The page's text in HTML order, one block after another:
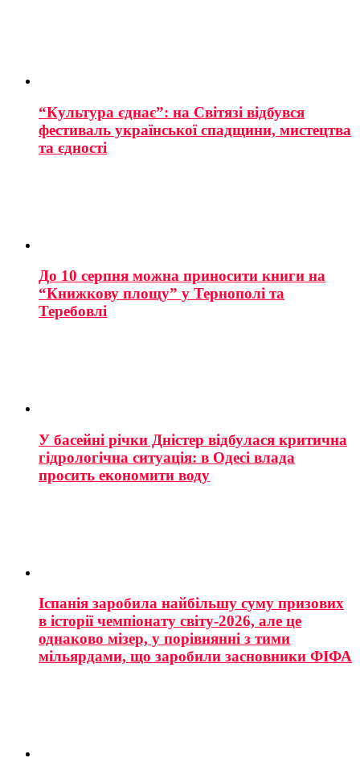
“Культура єднає”: на Світязі відбувся
фестиваль української спадщини, мистецтва
та єдності
До 10 серпня можна приносити книги на
“Книжкову площу” у Тернополі та
Теребовлі
У басейні річки Дністер відбулася критична
гідрологічна ситуація: в Одесі влада
просить економити воду
Іспанія заробила найбільшу суму призових
в історії чемпіонату світу-2026, але це
однаково мізер, у порівнянні з тими
мільярдами, що заробили засновники ФІФА